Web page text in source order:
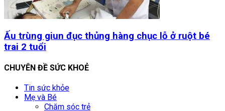
Ấu trùng giun đục thủng hàng chục lỗ ở ruột bé
trai 2 tuổi
CHUYÊN ĐỀ SỨC KHOẺ
Tin sức khỏe
Mẹ và Bé
Chăm sóc trẻ